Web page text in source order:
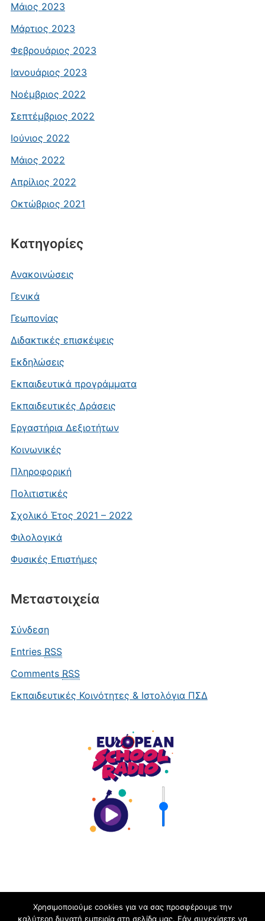
Μάιος 2023
Μάρτιος 2023
Φεβρουάριος 2023
Ιανουάριος 2023
Νοέμβριος 2022
Σεπτέμβριος 2022
Ιούνιος 2022
Μάιος 2022
Απρίλιος 2022
Οκτώβριος 2021
Kατηγορίες
Ανακοινώσεις
Γενικά
Γεωπονίας
Διδακτικές επισκέψεις
Εκδηλώσεις
Εκπαιδευτικά προγράμματα
Εκπαιδευτικές Δράσεις
Εργαστήρια Δεξιοτήτων
Κοινωνικές
Πληροφορική
Πολιτιστικές
Σχολικό Έτος 2021 – 2022
Φιλολογικά
Φυσικές Επιστήμες
Μεταστοιχεία
Σύνδεση
Entries RSS
Comments RSS
Εκπαιδευτικές Κοινότητες & Ιστολόγια ΠΣΔ
Χρησιμοποιούμε cookies για να σας προσφέρουμε την
καλύτερη δυνατή εμπειρία στη σελίδα μας. Εάν συνεχίσετε να